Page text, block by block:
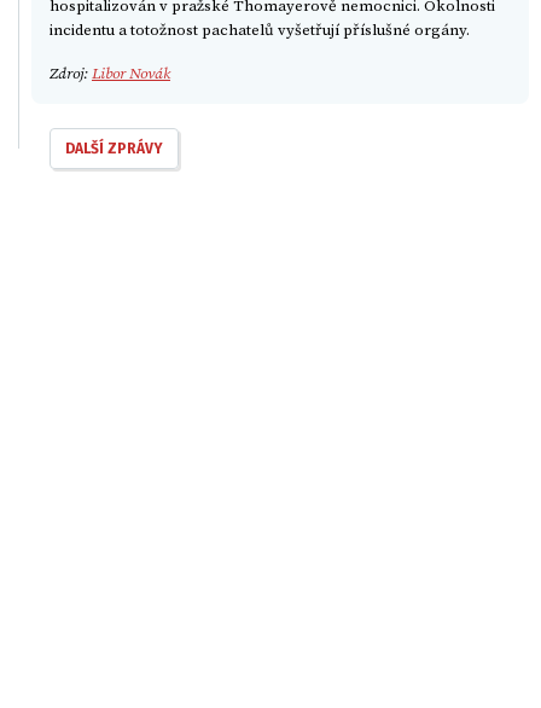
hospitalizován v pražské Thomayerově nemocnici. Okolnosti
incidentu a totožnost pachatelů vyšetřují příslušné orgány.
Zdroj:Libor Novák
DALŠÍ ZPRÁVY